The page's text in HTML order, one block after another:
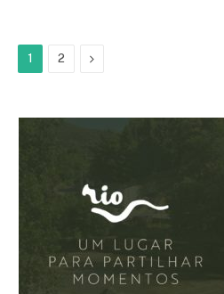
1 2 Next